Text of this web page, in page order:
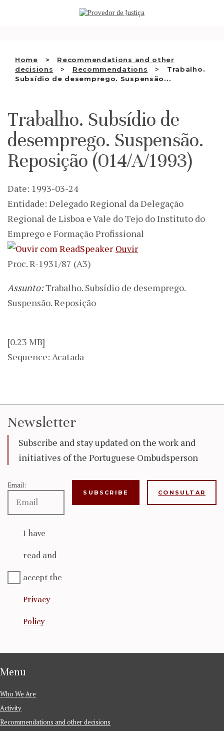
Home
Recommendations and other
decisions
Recommendations
Trabalho.
Subsídio de desemprego. Suspensão...
WHO WE ARE
INSTITUTION
EN
Trabalho. Subsídio de
desemprego. Suspensão.
Reposição (014/A/1993)
Date: 1993-03-24
Entidade: Delegado Regional da Delegação
Regional de Lisboa e Vale do Tejo do Instituto do
Emprego e Formação Profissional
Ouvir
Proc. R-1931/87 (A3)
Assunto:Trabalho. Subsídio de desemprego.
Suspensão. Reposição
[0.23 MB]
Sequence: Acatada
Newsletter
Subscribe and stay updated on the work and
initiatives of the Portuguese Ombudsperson
Email:
I have
read and
accept the
Privacy
Policy
CONSULTAR
Menu
Who We Are
Activity
Recommendations and other decisions